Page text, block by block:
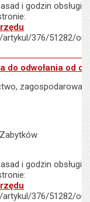
i godzin obsługi
376/51282/
od decyzji
do odwołania od
i godzin obsługi
376/51282/